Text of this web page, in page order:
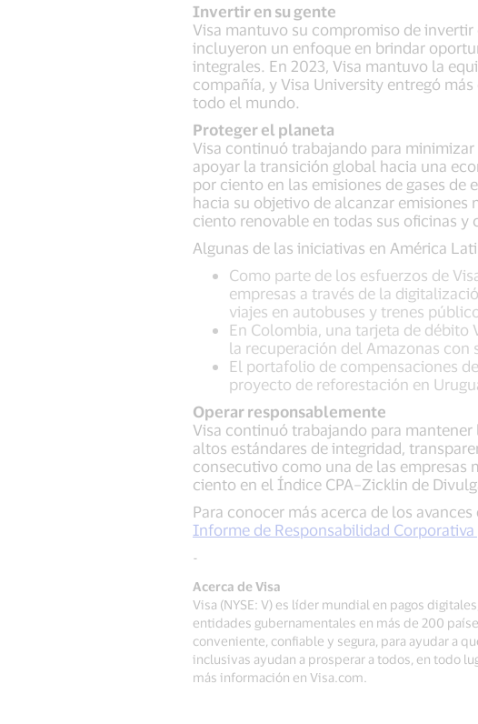
Invertir en su gente
Visa mantuvo su compromiso de
incluyeron un enfoque en brindar
integrales. En 2023, Visa mantuvo la
compañía, y Visa University entregó
todo el mundo.
Proteger el planeta
Visa continuó trabajando para
apoyar la transición global hacia una
por ciento en las emisiones de gases de
hacia su objetivo de alcanzar
ciento renovable en todas sus oficinas y
Algunas de las iniciativas en América
Como parte de los esfuerzos de
empresas a través de la
viajes en autobuses y trenes
En Colombia, una tarjeta de
la recuperación del Amazonas con
El portafolio de compensaciones
proyecto de reforestación en
Operar responsablemente
Visa continuó trabajando para
altos estándares de integridad,
consecutivo como una de las
ciento en el Índice CPA–Zicklin de
Para conocer más acerca de los
Informe de Responsabilidad
-
Acerca de Visa
Visa (NYSE: V) es líder mundial en pagos
entidades gubernamentales en más de 200
conveniente, confiable y segura, para ayudar a
inclusivas ayudan a prosperar a todos, en todo
más información en Visa.com.